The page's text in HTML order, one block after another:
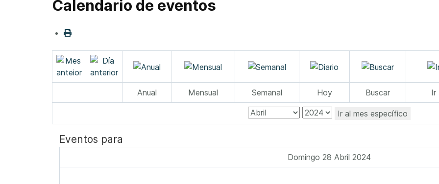
Calendario de eventos
Anual Mensual Semanal Hoy Buscar Ir
Ir al mes específico
Eventos para
Domingo 28 Abril 2024